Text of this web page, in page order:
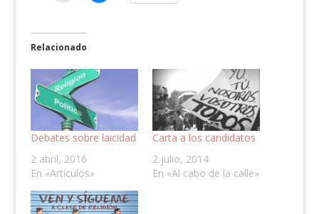
Relacionado
Debates sobre laicidad
2 abril, 2016
En «Articulos»
Carta a los candidatos
2 julio, 2014
En «Al cabo de la calle»